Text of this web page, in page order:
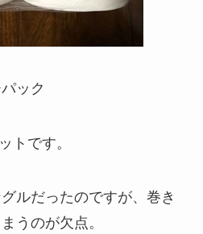
ック
トです。
ルだったのですが、巻き
うのが欠点。